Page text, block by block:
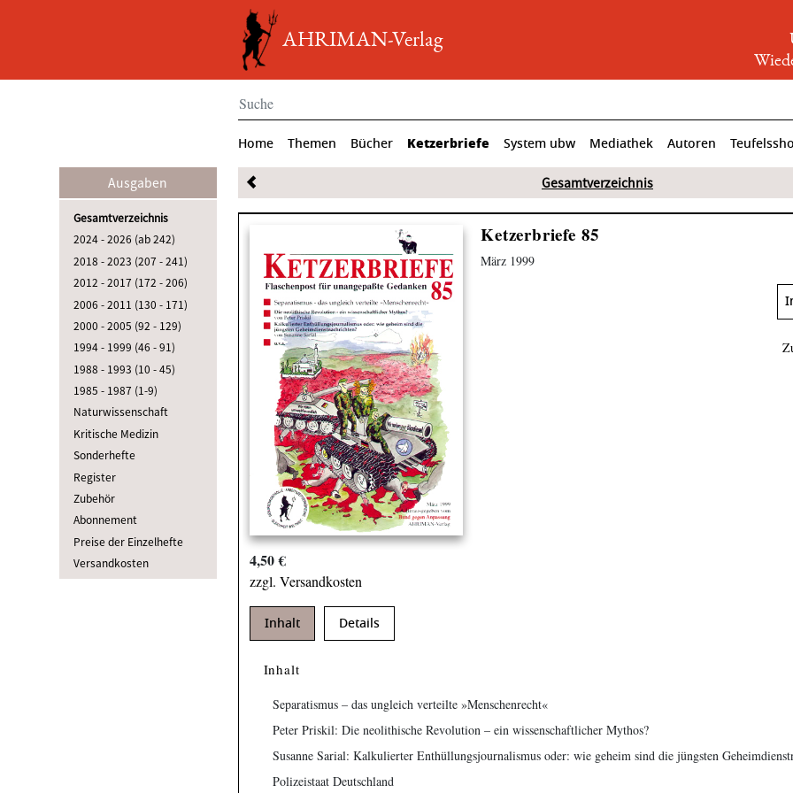
AHRIMAN-Verlag
Home Themen Bücher Ketzerbriefe System ubw Mediathek Autoren
Ausgaben
Gesamtverzeichnis
2024 - 2026 (ab 242)
2018 - 2023 (207 - 241)
2012 - 2017 (172 - 206)
2006 - 2011 (130 - 171)
2000 - 2005 (92 - 129)
1994 - 1999 (46 - 91)
1988 - 1993 (10 - 45)
1985 - 1987 (1-9)
Naturwissenschaft
Kritische Medizin
Sonderhefte
Register
Zubehör
Abonnement
Preise der Einzelhefte
Versandkosten
Gesamtverzeichnis
4,50 €
zzgl. Versandkosten
Ketzerbriefe 85
März 1999
Inhalt Details
Inhalt
Separatismus – das ungleich verteilte »Menschenrecht«
Peter Priskil: Die neolithische Revolution – ein wissenschaftlicher Mythos?
Susanne Sarial: Kalkulierter Enthüllungsjournalismus oder: wie geheim sind die jüngsten
Polizeistaat Deutschland